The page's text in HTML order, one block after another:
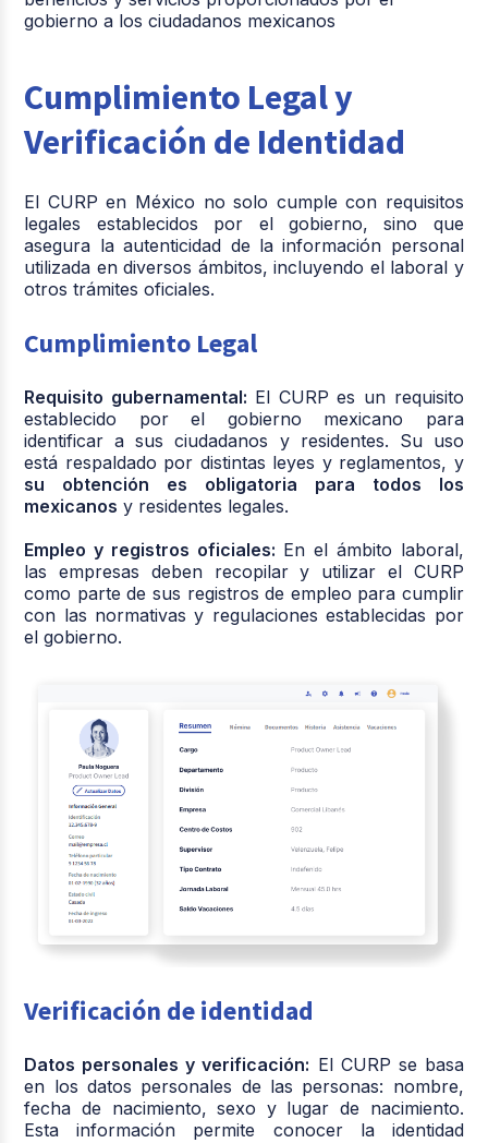
gobierno a los ciudadanos mexicanos
Cumplimiento Legal y
Verificación de Identidad
El CURP en México no solo cumple con requisitos
legales establecidos por el gobierno, sino que
asegura la autenticidad de la información personal
utilizada en diversos ámbitos, incluyendo el laboral y
otros trámites oficiales.
Cumplimiento Legal
Requisito gubernamental: El CURP es un requisito
establecido por el gobierno mexicano para
identificar a sus ciudadanos y residentes. Su uso
está respaldado por distintas leyes y reglamentos, y
su obtención es obligatoria para todos los
mexicanos y residentes legales.
Empleo y registros oficiales: En el ámbito laboral,
lasempresas deben recopilar y utilizar el CURP
como parte de sus registros de empleo para cumplir
con las normativas y regulaciones establecidas por
el gobierno.
Verificación de identidad
Datos personales y verificación: El CURP se basa
en los datos personales de las personas: nombre,
fecha de nacimiento, sexo y lugar de nacimiento.
Esta información permite conocer la identidad